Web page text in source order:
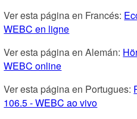
Ver esta página en Francés:
WEBC en ligne
Ver esta página en Alemán:
WEBC online
Ver esta página en Portugues:
106.5 - WEBC ao vivo